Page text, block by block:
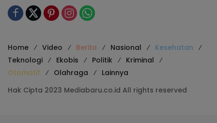
Home Video Berita Nasional
Kesehatan
Teknologi
Ekobis Politik
Kriminal
Otomotif
Olahraga
Lainnya
Hak Cipta 2023 Mediabaru.co.id All rights reserved